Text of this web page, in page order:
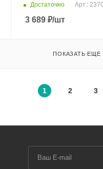
Достаточно Арт.:
3 689 ₽/шт
ПОКАЗАТЬ ЕЩЕ
1 2 3